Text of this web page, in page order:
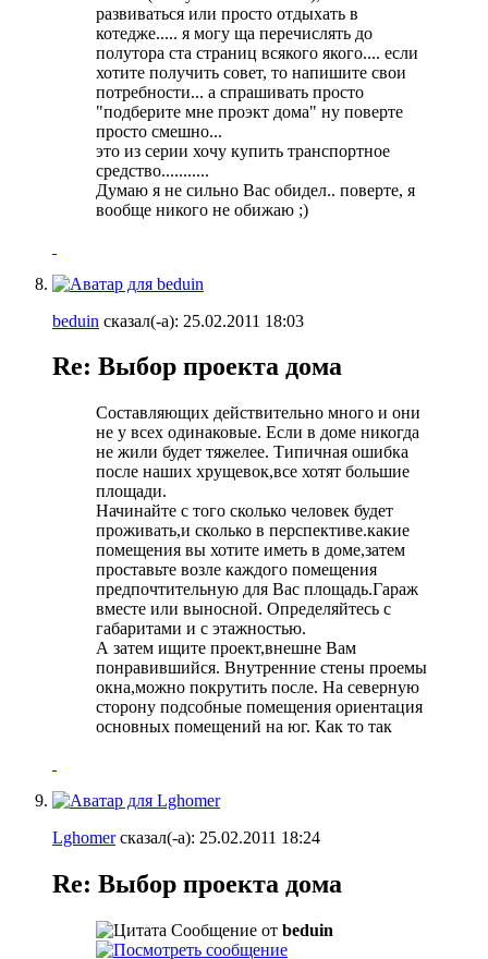
развиваться или просто отдыхать в
котедже..... я могу ща перечислять до
полутора ста страниц всякого якого.... если
хотите получить совет, то напишите свои
потребности... а спрашивать просто
"подберите мне проэкт дома" ну поверте
просто смешно...
это из серии хочу купить транспортное
средство...........
Думаю я не сильно Вас обидел.. поверте, я
вообще никого не обижаю ;)
beduin сказал(-а): 25.02.2011 18:03
Re: Выбор проекта дома
Составляющих действительно много и они
не у всех одинаковые. Если в доме никогда
не жили будет тяжелее. Типичная ошибка
после наших хрущевок,все хотят большие
площади.
Начинайте с того сколько человек будет
проживать,и сколько в перспективе.какие
помещения вы хотите иметь в доме,затем
проставьте возле каждого помещения
предпочтительную для Вас площадь.Гараж
вместе или выносной. Определяйтесь с
габаритами и с этажностью.
А затем ищите проект,внешне Вам
понравившийся. Внутренние стены проемы
окна,можно покрутить после. На северную
сторону подсобные помещения ориентация
основных помещений на юг. Как то так
Lghomerсказал(-а): 25.02.2011 18:24
Re: Выбор проекта дома
Сообщение от beduin